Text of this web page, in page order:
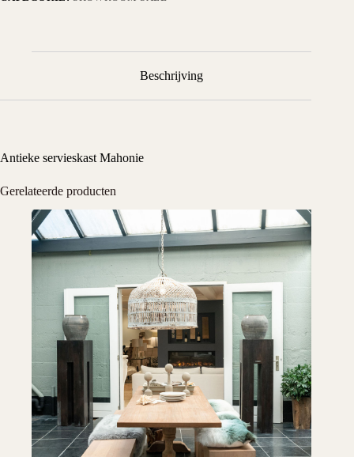
Beschrijving
Antieke servieskast Mahonie
Gerelateerde producten